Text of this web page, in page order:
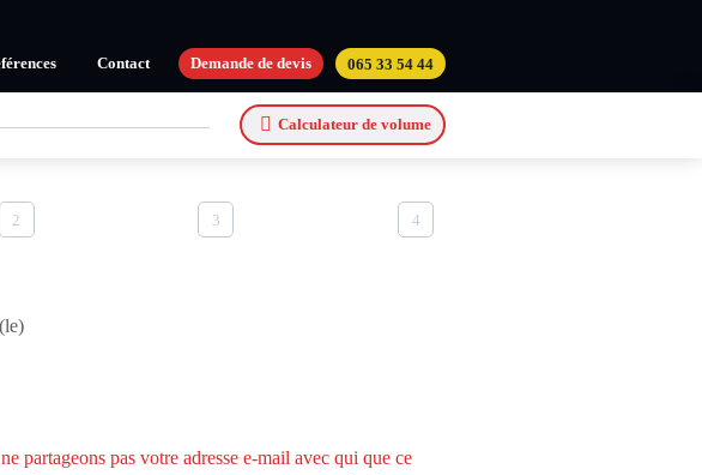
Contact Demande de devis 065 33 54 44
Calculateur de volume
un agent vous recontactera pour organiser la location de
2 3 4
partageons pas votre adresse e-mail avec qui que ce